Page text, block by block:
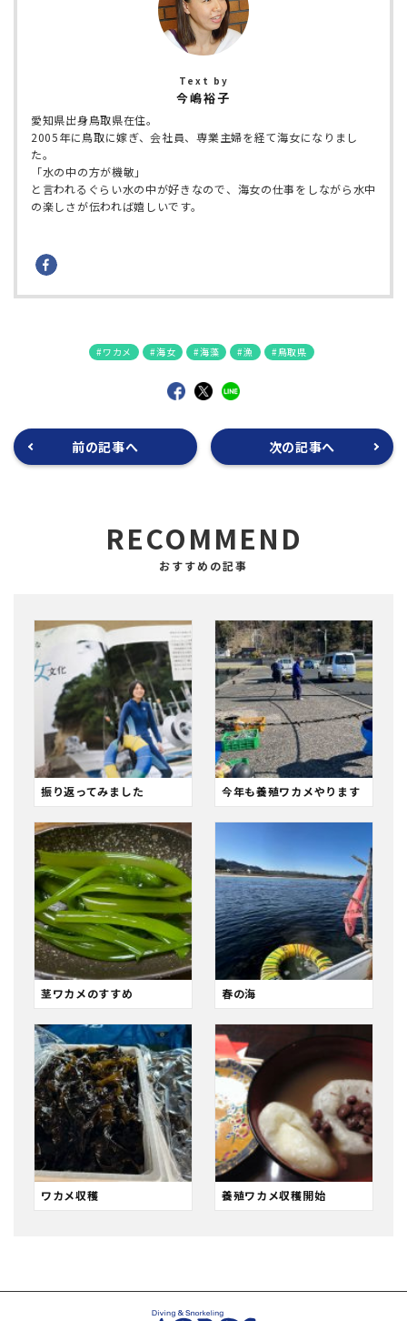
今嶋裕子
愛知県出身鳥取県在住。
2005年に鳥取に嫁ぎ、会社員、専業主婦を経て海女になりまし
た。
「水の中の方が機敏」
と言われるぐらい水の中が好きなので、海女の仕事をしながら水中
の楽しさが伝われば嬉しいです。
ワカメ 海女 海藻 漁 鳥取県
前の記事へ 次の記事へ
RECOMMEND
振り返ってみました 今年も養殖ワカメやります
茎ワカメのすすめ 春の海
ワカメ収穫 養殖ワカメ収穫開始